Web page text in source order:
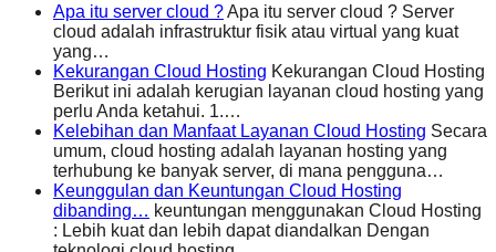
Apa itu server cloud ?Apa itu server cloud ? Server
cloud adalah infrastruktur fisik atau virtual yang kuat
yang…
Kekurangan Cloud Hosting Kekurangan Cloud Hosting
Berikut ini adalah kerugian layanan cloud hosting yang
perlu Anda ketahui. 1.…
Kelebihan dan Manfaat Layanan Cloud Hosting Secara
umum, cloud hosting adalah layanan hosting yang
terhubung ke banyak server, di mana pengguna…
Keunggulan dan Keuntungan Cloud Hosting
dibanding… keuntungan menggunakan Cloud Hosting
: Lebih kuat dan lebih dapat diandalkan Dengan